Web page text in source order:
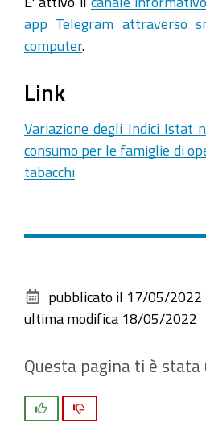
app Telegram attraverso
computer.
Link
Variazione degli Indici Istat
consumo per le famiglie di
tabacchi
documento
pubblicato il 17/05/2022
ultima modifica 18/05/2022
Questa pagina ti è stata